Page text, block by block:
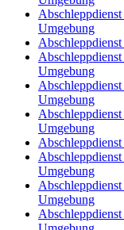
Umgebung
Umgebung
Umgebung
Umgebung
Umgebung
Umgebung